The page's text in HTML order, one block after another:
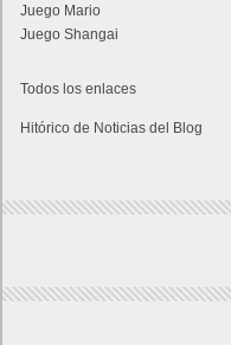
Juego Mario
Juego Shangai
Todos los enlaces
Hitórico de Noticias del Blog